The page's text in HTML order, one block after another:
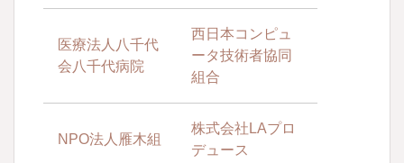
医療法人八千代
会八千代病院
西日本コンピュ
ータ技術者協同
組合
NPO法人雁木組
株式会社LAプロ
デュース